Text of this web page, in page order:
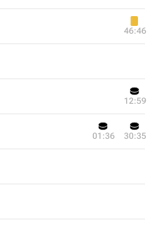
46:46
12:59
01:36 30:35